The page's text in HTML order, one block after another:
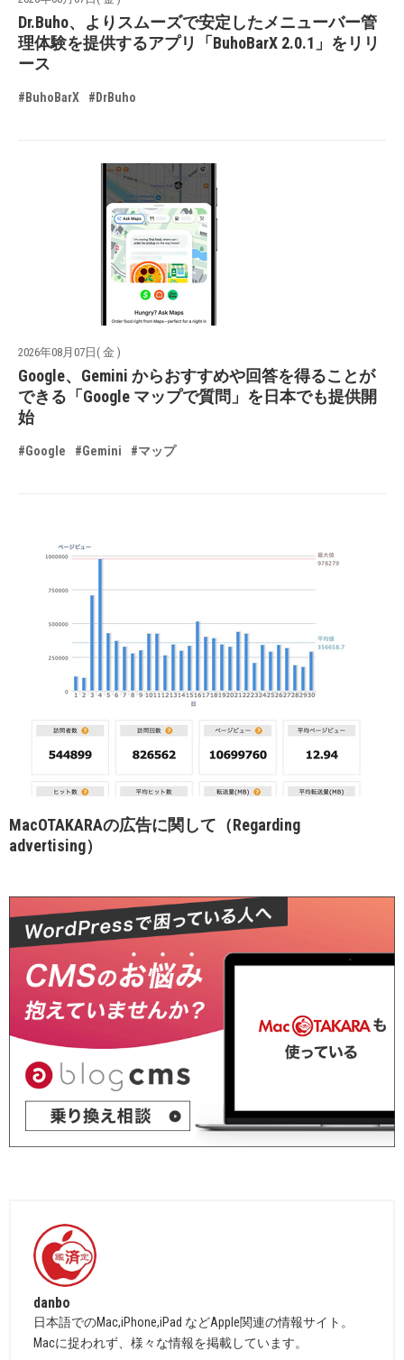
Dr.Buho、よりスムーズで安定したメニューバー管
理体験を提供するアプリ「BuhoBarX 2.0.1」をリリ
ース
#BuhoBarX #DrBuho
2026年08月07日( 金 )
Google、Gemini からおすすめや回答を得ることが
できる「Google マップで質問」を日本でも提供開
始
#Google #Gemini #マップ
MacOTAKARAの広告に関して（Regarding
advertising）
danbo
日本語でのMac,iPhone,iPad などApple関連の情報サイト。
Macに捉われず、様々な情報を掲載しています。